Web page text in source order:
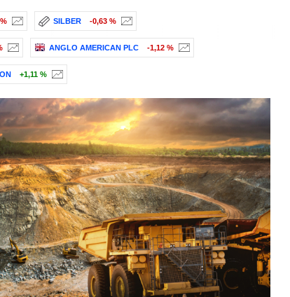
SILBER -0,63 %
ANGLO AMERICAN PLC -1,12 %
+1,11 %